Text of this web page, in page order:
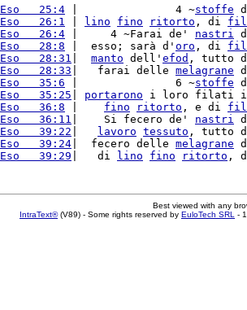
Eso   25:4 |               4 ~stoffe
Eso   26:1 lino fino ritorto , di
Eso   26:4 |     4 ~Farai de' nastri
Eso   28:8 |  esso; sarà d' oro , di
Eso   28:31 manto dell' efod , tutto
Eso   28:33 |   farai delle melagrane
Eso   35:6 |               6 ~stoffe
Eso   35:25 portarono i loro filati
Eso   36:8 fino ritorto , e di
Eso   36:11 |    Si fecero de' nastri
Eso   39:22 lavoro tessuto , tutto
Eso   39:24 |  fecero delle melagrane
Eso   39:29 |   di lino fino ritorto ,
Best viewed with any
IntraText®(V89) - Some rights reserved by EuloTech SRL -